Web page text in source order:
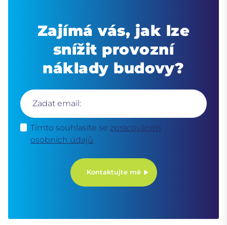
Zajímá vás, jak lze
snížit provozní
náklady budovy?
Zadat email:
Tímto souhlasíte se zpracováním
osobních údajů
Kontaktujte mě